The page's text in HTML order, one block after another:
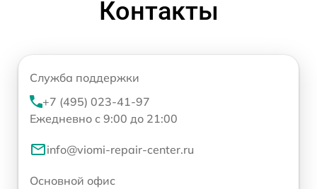
Контакты
Служба поддержки
+7 (495) 023-41-97
Ежедневно с 9:00 до 21:00
info@viomi-repair-center.ru
Основной офис